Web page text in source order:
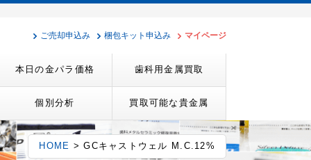
ご売却申込み 梱包キット申込み マイページ
本日の金パラ価格 歯科用金属買取
個別分析 買取可能な貴金属
HOME > GCキャストウェル M.C.12%